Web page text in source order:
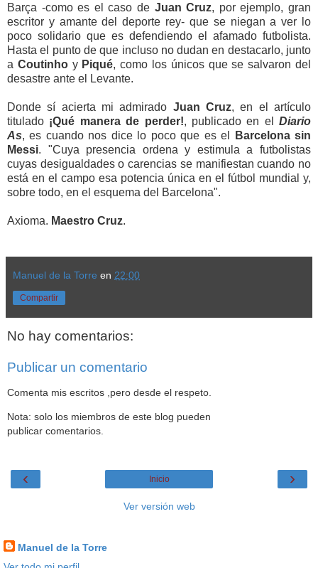
Barça -como es el caso de Juan Cruz, por ejemplo, gran
escritor y amante del deporte rey- que se niegan a ver lo
poco solidario que es defendiendo el afamado futbolista.
Hasta el punto de que incluso no dudan en destacarlo, junto
a Coutinho y Piqué, como los únicos que se salvaron del
desastre ante el Levante.
Donde sí acierta mi admirado Juan Cruz, en el artículo
titulado ¡Qué manera de perder!, publicado en el Diario
As, es cuando nos dice lo poco que es el
Barcelona sin
Messi. "Cuya presencia ordena y estimula a futbolistas
cuyas desigualdades o carencias se manifiestan cuando no
está en el campo esa potencia única en el fútbol mundial y,
sobre todo, en el esquema del Barcelona".
Axioma. Maestro Cruz.
Manuel de la Torre en 22:00
Compartir
No hay comentarios:
Publicar un comentario
Comenta mis escritos ,pero desde el respeto.
Nota: solo los miembros de este blog pueden
publicar comentarios.
‹ ›
Inicio
Ver versión web
Manuel de la Torre